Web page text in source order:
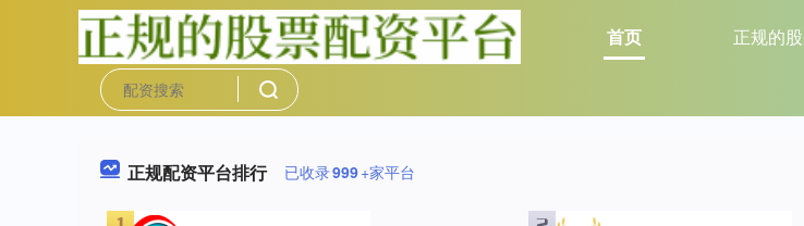
首页 正规的
正规配资平台排行 已收录999+家平台